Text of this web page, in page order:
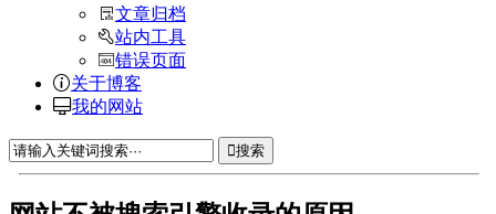
文章归档
站内工具
错误页面
关于博客
我的网站
搜索